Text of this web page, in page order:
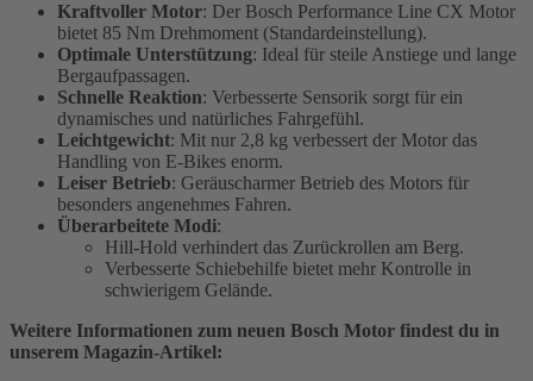
Kraftvoller Motor: Der Bosch Performance Line CX Motor
bietet 85 Nm Drehmoment (Standardeinstellung).
Optimale Unterstützung: Ideal für steile Anstiege und lange
Bergaufpassagen.
Schnelle Reaktion: Verbesserte Sensorik sorgt für ein
dynamisches und natürliches Fahrgefühl.
Leichtgewicht: Mit nur 2,8 kg verbessert der Motor das
Handling von E-Bikes enorm.
Leiser Betrieb: Geräuscharmer Betrieb des Motors für
besonders angenehmes Fahren.
Überarbeitete Modi:
Hill-Hold verhindert das Zurückrollen am Berg.
Verbesserte Schiebehilfe bietet mehr Kontrolle in
schwierigem Gelände.
Weitere Informationen zum neuen Bosch Motor findest du in
unserem Magazin-Artikel: